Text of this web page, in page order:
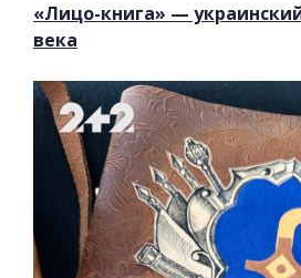
«Лицо-книга» —
века